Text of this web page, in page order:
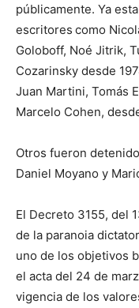
públicamente. Ya
escritores como
Goloboff, Noé Jitrik,
Cozarinsky desde
Juan Martini, Tomás
Marcelo Cohen,
Otros fueron
Daniel Moyano y
El Decreto 3155, del
de la paranoia
uno de los objetivos
el acta del 24 de
vigencia de los